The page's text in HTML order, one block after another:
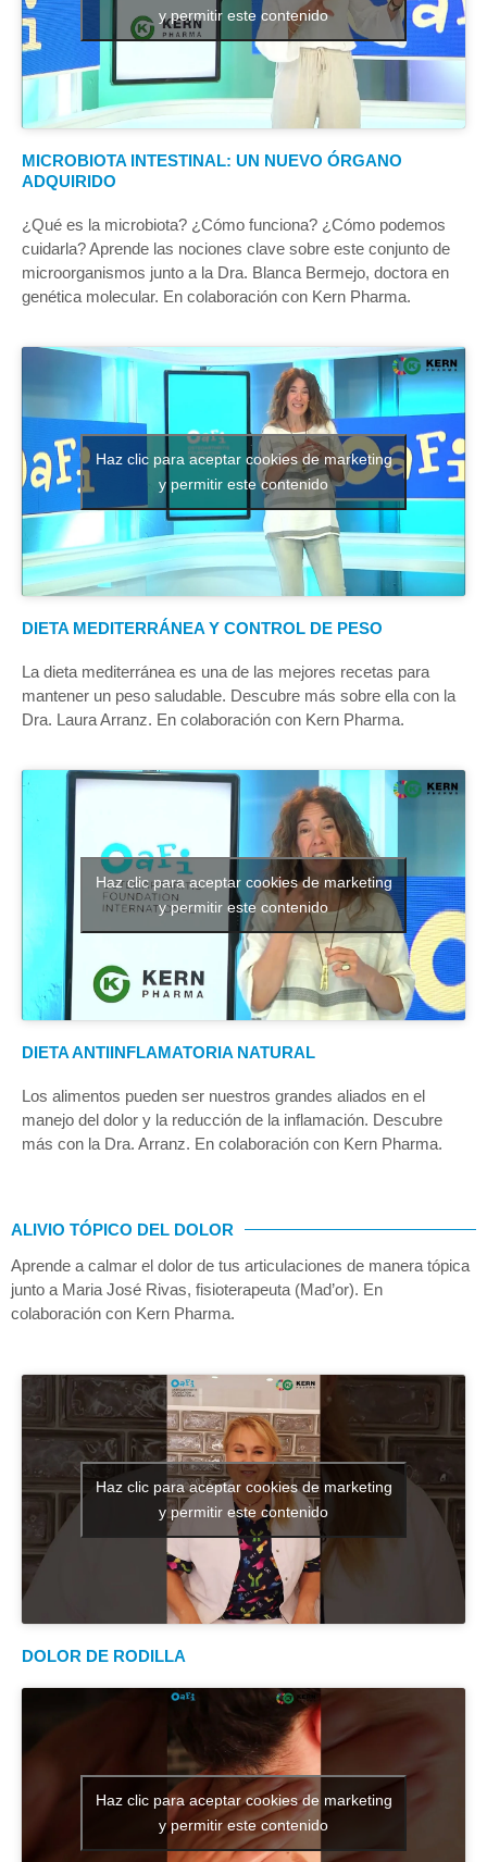
y permitir este contenido
MICROBIOTA INTESTINAL: UN NUEVO ÓRGANO
ADQUIRIDO
¿Qué es la microbiota? ¿Cómo funciona? ¿Cómo podemos
cuidarla? Aprende las nociones clave sobre este conjunto de
microorganismos junto a la Dra. Blanca Bermejo, doctora en
genética molecular. En colaboración con Kern Pharma.
Haz clic para aceptar cookies de marketing
y permitir este contenido
DIETA MEDITERRÁNEA Y CONTROL DE PESO
La dieta mediterránea es una de las mejores recetas para
mantener un peso saludable. Descubre más sobre ella con la
Dra. Laura Arranz. En colaboración con Kern Pharma.
Haz clic para aceptar cookies de marketing
y permitir este contenido
DIETA ANTIINFLAMATORIA NATURAL
Los alimentos pueden ser nuestros grandes aliados en el
manejo del dolor y la reducción de la inflamación. Descubre
más con la Dra. Arranz. En colaboración con Kern Pharma.
ALIVIO TÓPICO DEL DOLOR
Aprende a calmar el dolor de tus articulaciones de manera tópica
junto a Maria José Rivas, fisioterapeuta (Mad’or). En
colaboración con Kern Pharma.
Haz clic para aceptar cookies de marketing
y permitir este contenido
DOLOR DE RODILLA
Haz clic para aceptar cookies de marketing
y permitir este contenido